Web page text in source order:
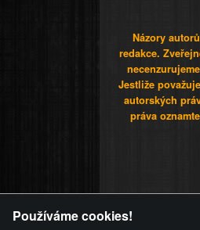
Názory
redakce.
Jestliže
autorských
práva
Používáme cookies!